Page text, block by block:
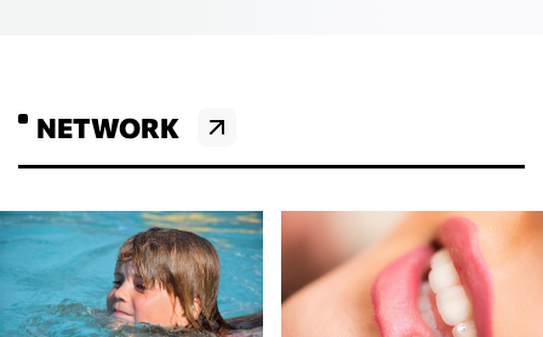
NETWORK